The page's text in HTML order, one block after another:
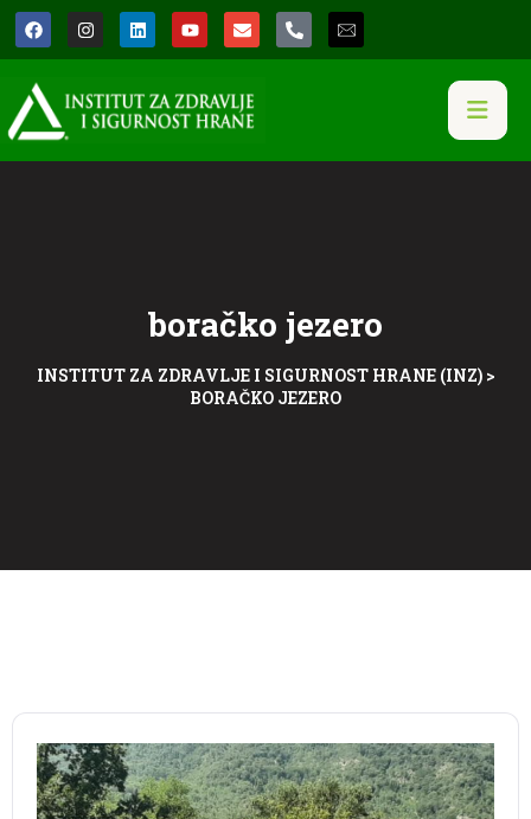
boračko jezero
INSTITUT ZA ZDRAVLJE I SIGURNOST HRANE (INZ)>
BORAČKO JEZERO